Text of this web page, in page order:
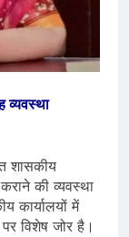
व्यवस्था
शासकीय
कराने की व्यवस्था
कार्यालयों में
विशेष जोर है।